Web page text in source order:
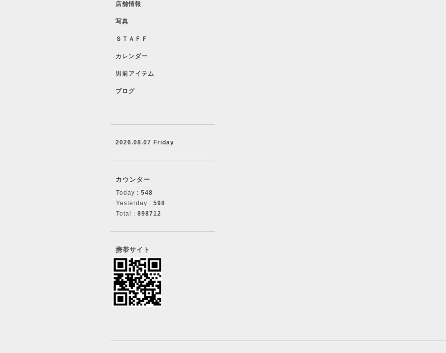
店舗情報
写真
ＳＴＡＦＦ
カレンダー
男前アイテム
ブログ
2026.08.07 Friday
カウンター
Today : 548
Yesterday : 598
Total : 898712
携帯サイト